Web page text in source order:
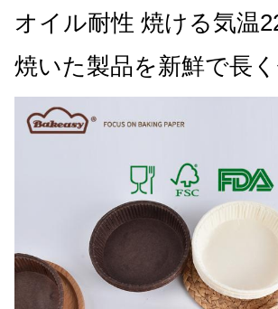
オイル耐性 焼ける気温
焼いた製品を新鮮で長